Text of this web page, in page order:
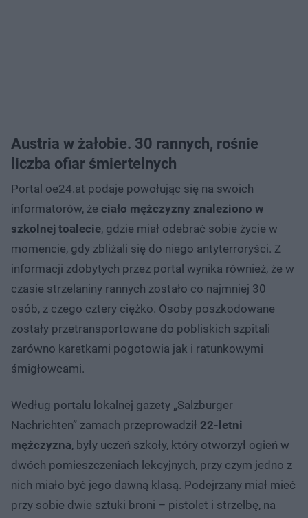
Austria w żałobie. 30 rannych, rośnie
liczba ofiar śmiertelnych
Portal oe24.at podaje powołując się na swoich
informatorów, że ciało mężczyzny znaleziono w
szkolnej toalecie, gdzie miał odebrać sobie życie w
momencie, gdy zbliżali się do niego antyterroryści. Z
informacji zdobytych przez portal wynika również, że w
czasie strzelaniny rannych zostało co najmniej 30
osób, z czego cztery ciężko. Osoby poszkodowane
zostały przetransportowane do pobliskich szpitali
zarówno karetkami pogotowia jak i ratunkowymi
śmigłowcami.
Według portalu lokalnej gazety „Salzburger
Nachrichten” zamach przeprowadził 22-letni
mężczyzna, były uczeń szkoły, który otworzył ogień w
dwóch pomieszczeniach lekcyjnych, przy czym jedno z
nich miało być jego dawną klasą. Podejrzany miał mieć
przy sobie dwie sztuki broni – pistolet i strzelbę, na